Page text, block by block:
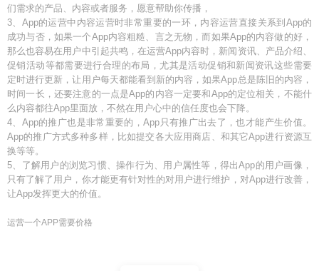
们需求的产品、内容或者服务，愿意帮助你传播，
3、App的运营中内容运营时非常重要的一环，内容运营直接关系到App的
成功与否，如果一个App内容粗糙、言之无物，而如果App的内容做的好，
那么也容易在用户中引起共鸣，在运营App内容时，新闻资讯、产品介绍、
促销活动等都需要进行合理的布局，尤其是活动促销和新闻资讯这些需要
定时进行更新，让用户每天都能看到新的内容，如果App总是陈旧的内容，
时间一长，还要注意的一点是App的内容一定要和App的定位相关，不能什
么内容都往App里面放，不然在用户心中的信任度也会下降。
4、App的推广也是非常重要的，App只有推广出去了，也才能产生价值。
App的推广方式多种多样，比如提交各大应用商店、和其它App进行资源互
换等等。
5、了解用户的浏览习惯、操作行为、用户属性等，得出App的用户画像，
只有了解了用户，你才能更有针对性的对用户进行维护，对App进行改善，
让App发挥更大的价值。
运营一个APP需要价格